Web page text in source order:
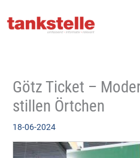
Inhalt
Götz Ticket –
stillen Örtchen
18-06-2024